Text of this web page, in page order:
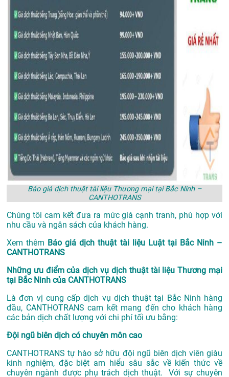
Báo giá dịch thuật tài liệu Thương mại tại Bắc Ninh –
CANTHOTRANS
Chúng tôi cam kết đưa ra mức giá cạnh tranh, phù hợp với
nhu cầu và ngân sách của khách hàng.
Xem thêm Báo giá dịch thuật tài liệu Luật tại Bắc Ninh –
CANTHOTRANS
Những ưu điểm của dịch vụ dịch thuật tài liệu Thương mại
tại Bắc Ninh của CANTHOTRANS
Là đơn vị cung cấp dịch vụ dịch thuật tại Bắc Ninh hàng
đầu, CANTHOTRANS cam kết mang đến cho khách hàng
các bản dịch chất lượng với chi phí tối ưu bằng:
Đội ngũ biên dịch có chuyên môn cao
CANTHOTRANS tự hào sở hữu đội ngũ biên dịch viên giàu
kinh nghiệm, đặc biệt am hiểu sâu sắc về kiến thức về
chuyên ngành được phụ trách dịch thuật. Với sự chuyên